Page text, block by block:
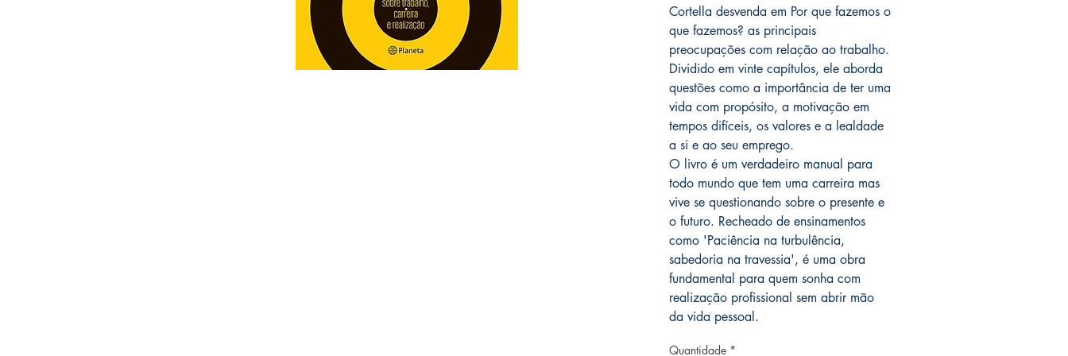
Cortella desvenda em Por que fazemos o
que fazemos? as principais
preocupações com relação ao trabalho.
Dividido em vinte capítulos, ele aborda
questões como a importância de ter uma
vida com propósito, a motivação em
tempos difíceis, os valores e a lealdade
a si e ao seu emprego.
O livro é um verdadeiro manual para
todo mundo que tem uma carreira mas
vive se questionando sobre o presente e
o futuro. Recheado de ensinamentos
como 'Paciência na turbulência,
sabedoria na travessia', é uma obra
fundamental para quem sonha com
realização profissional sem abrir mão
da vida pessoal.
Quantidade *